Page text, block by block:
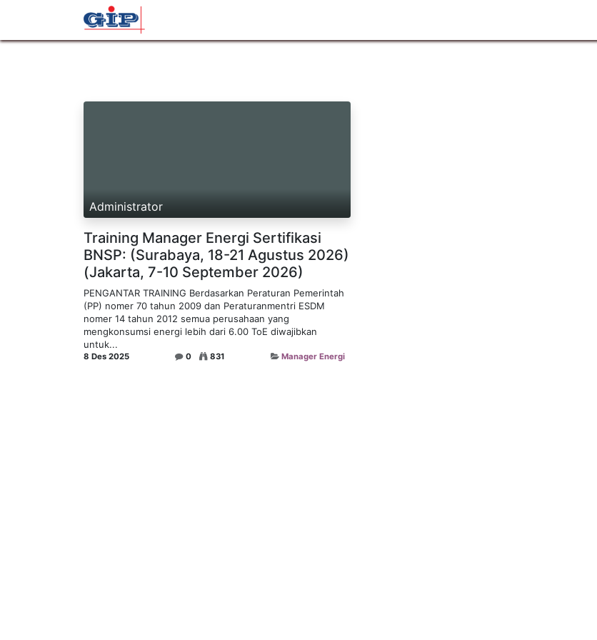
Administrator
Training Manager Energi Sertifikasi
BNSP: (Surabaya, 18-21 Agustus 2026)
(Jakarta, 7-10 September 2026)
PENGANTAR TRAINING Berdasarkan Peraturan Pemerintah
(PP) nomer 70 tahun 2009 dan Peraturanmentri ESDM
nomer 14 tahun 2012 semua perusahaan yang
mengkonsumsi energi lebih dari 6.00 ToE diwajibkan
untuk...
8 Des 2025 0 831 Manager Energi